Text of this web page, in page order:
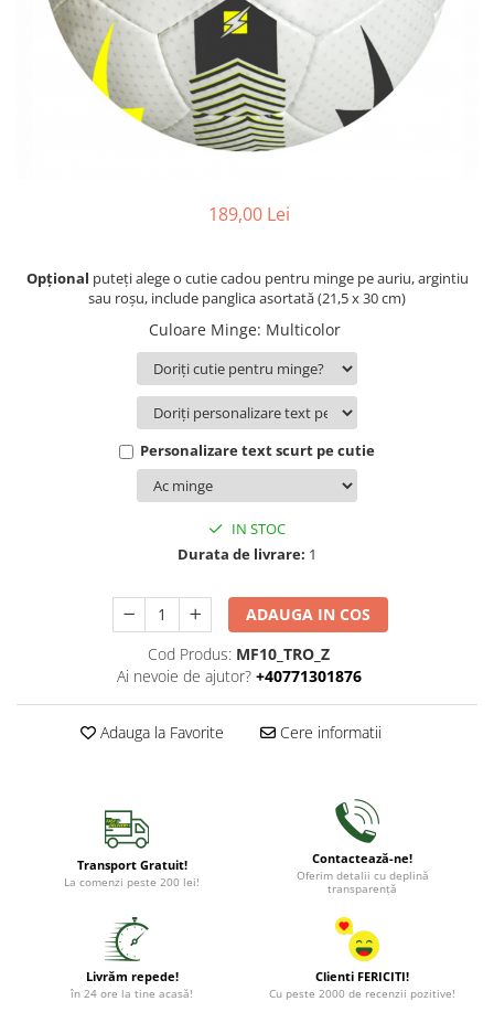
Bidoane si termosuri sportive
189,00 Lei
Opțional puteți alege o cutie cadou pentru minge pe auriu, argintiu
sau roșu, include panglica asortată (21,5 x 30 cm)
Culoare Minge: Multicolor
Personalizare text scurt pe cutie
IN STOC
Durata de livrare: 1
ADAUGA IN COS
Cod Produs: MF10_TRO_Z
Ai nevoie de ajutor? +40771301876
Adauga la Favorite Cere informatii
Transport Gratuit!
La comenzi peste 200 lei!
Contactează-ne!
Oferim detalii cu deplină
transparență
Livrăm repede!
în 24 ore la tine acasă!
Clienti FERICITI!
Cu peste 2000 de recenzii pozitive!